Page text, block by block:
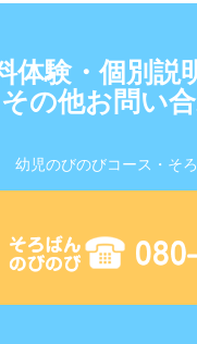
体験・個別説
その他お問い
幼児のびのびコース・そ